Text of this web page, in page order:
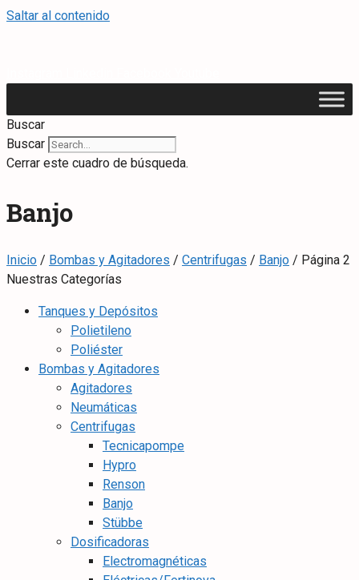
Saltar al contenido
Buscar
Buscar
Cerrar este cuadro de búsqueda.
Banjo
Inicio / Bombas y Agitadores / Centrifugas / Banjo / Página 2
Nuestras Categorías
Tanques y Depósitos
Polietileno
Poliéster
Bombas y Agitadores
Agitadores
Neumáticas
Centrifugas
Tecnicapompe
Hypro
Renson
Banjo
Stübbe
Dosificadoras
Electromagnéticas